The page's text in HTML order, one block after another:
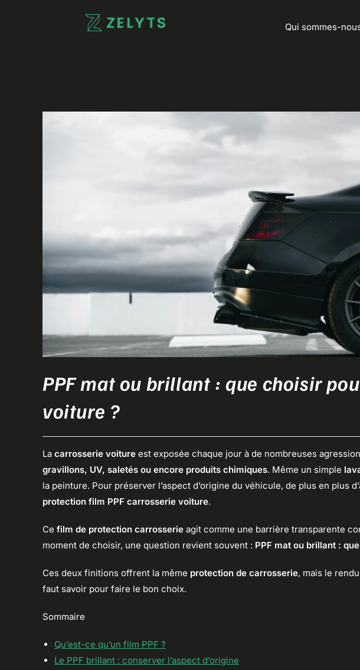
Qui sommes-
PPF mat ou brillant : que choisir
voiture ?
La carrosserie voiture est exposée chaque jour à de nombreuses
gravillons, UV, saletés ou encore produits chimiques. Même un simple
la peinture. Pour préserver l’aspect d’origine du véhicule, de plus en plus
protection film PPF carrosserie voiture.
Ce film de protection carrosserie agit comme une barrière transparente
moment de choisir, une question revient souvent : PPF mat ou brillant :
Ces deux finitions offrent la même protection de carrosserie, mais le
faut savoir pour faire le bon choix.
Sommaire
Qu’est-ce qu’un film PPF ?
Le PPF brillant : conserver l’aspect d’origine